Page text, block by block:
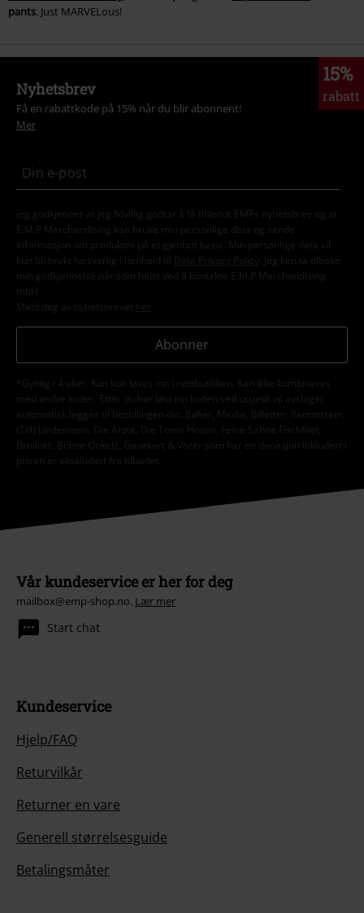
pants. Just MARVELous!
15%
rabatt
Nyhetsbrev
Få en rabattkode på 15% når du blir abonnent!
Mer
Jeg godkjenner at jeg frivillig godtar å få tilsendt EMPs nyhetsbrev og at
E.M.P Merchandising kan bruke min personlige data og sende
informasjon om produkter på et gjentatt basis. Min personlige data vil
kun bli brukt forsvarlig i henhold til
Data Privacy Policy
. Jeg kan ta tilbake
min godkjennelse når som helst ved å kontakte E.M.P Merchandising
mbH
Meld deg av nyhetsbrevet her
Abonner
*Gyldig i 4 uker. Kan kun løses inn i nettbutikken. Kan ikke kombineres
med andre koder. Etter du har løst inn koden ved utsjekk vil avslaget
automatisk legges til bestillingen din. Bøker, Media, Billetter, Rammstein,
(Till) Lindemann, Die Ärzte, Die Toten Hosen, Feine Sahne Fischfilet,
Broilers, Böhse Onkelz, Gavekort & Varer som har en donasjon inkludert i
prisen er ekskludert fra tilbudet.
Vår kundeservice er her for deg
mailbox@emp-shop.no. Lær mer
Start chat
Kundeservice
Hjelp/FAQ
Returvilkår
Returner en vare
Generell størrelsesguide
Betalingsmåter